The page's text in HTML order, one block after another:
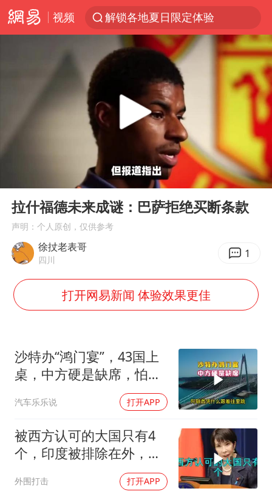
视频
解锁各地夏日限定体验
台风白海豚闭眼意味着什么
峰哥实名举报汪海林偷税漏税
浙江温州发布台风橙色预警信号
富婆带资进组给自己硬加60多场吻戏
金饰克价一夜涨回1300元
名创优品一次性内裤 颜面尽失
白海豚将正面袭击贯穿浙江
梁家辉：到内地拍戏不是北上是回归
包文婧：二胎很难一碗水端平
浙江台州《告全体市民书》
《给阿嬷的情书》售后来了
人民的健康、体质、幸福一脉相承
Play
01:32
拉什福德未来成谜：巴萨拒绝买断条款
声明：个人原创，仅供参考
徐扙老表哥
四川 1
打开网易新闻 体验效果更佳
沙特办“鸿门宴”，43国上
桌，中方硬是缺席，怕得
汽车乐乐说 打开APP
被西方认可的大国只有4
个，印度被排除在外，为
外围打击 打开APP